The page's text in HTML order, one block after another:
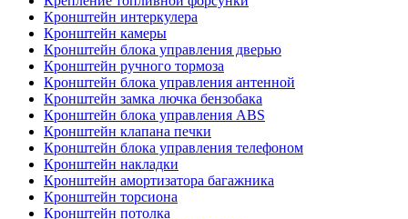
Кронштейн интеркулера
Кронштейн камеры
Кронштейн блока управления дверью
Кронштейн ручного тормоза
Кронштейн блока управления антенной
Кронштейн замка лючка бензобака
Кронштейн блока управления ABS
Кронштейн клапана печки
Кронштейн блока управления телефоном
Кронштейн накладки
Кронштейн амортизатора багажника
Кронштейн торсиона
Кронштейн потолка